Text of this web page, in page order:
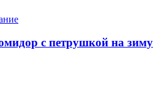
с петрушкой на зиму